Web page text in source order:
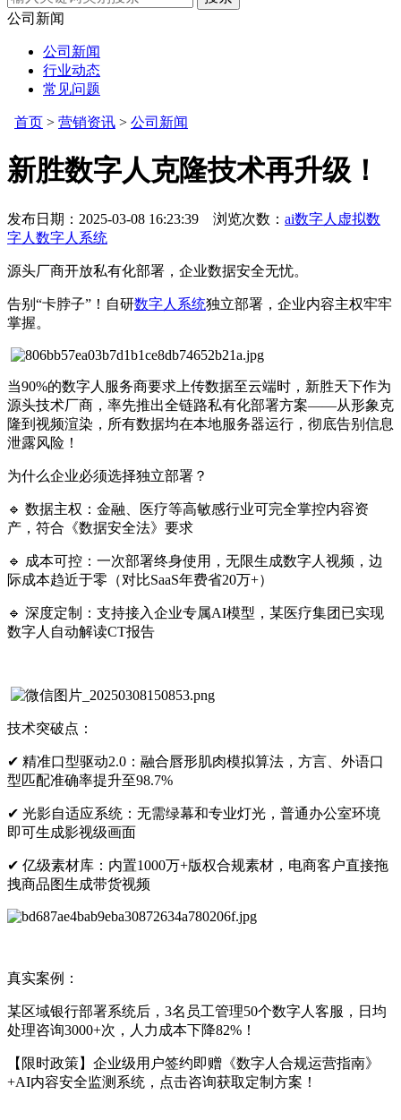
公司新闻
公司新闻
行业动态
常见问题
首页 > 营销资讯 > 公司新闻
新胜数字人克隆技术再升级！
发布日期：2025-03-08 16:23:39 浏览次数： ai数字人 虚拟数
字人 数字人系统
源头厂商开放私有化部署，企业数据安全无忧。
告别“卡脖子”！自研数字人系统独立部署，企业内容主权牢牢
掌握。
当90%的数字人服务商要求上传数据至云端时，新胜天下作为
源头技术厂商，率先推出全链路私有化部署方案——从形象克
隆到视频渲染，所有数据均在本地服务器运行，彻底告别信息
泄露风险！
为什么企业必须选择独立部署？
🔹 数据主权：金融、医疗等高敏感行业可完全掌控内容资
产，符合《数据安全法》要求
🔹 成本可控：一次部署终身使用，无限生成数字人视频，边
际成本趋近于零（对比SaaS年费省20万+）
🔹 深度定制：支持接入企业专属AI模型，某医疗集团已实现
数字人自动解读CT报告
技术突破点：
✔ 精准口型驱动2.0：融合唇形肌肉模拟算法，方言、外语口
型匹配准确率提升至98.7%
✔ 光影自适应系统：无需绿幕和专业灯光，普通办公室环境
即可生成影视级画面
✔ 亿级素材库：内置1000万+版权合规素材，电商客户直接拖
拽商品图生成带货视频
真实案例：
某区域银行部署系统后，3名员工管理50个数字人客服，日均
处理咨询3000+次，人力成本下降82%！
【限时政策】企业级用户签约即赠《数字人合规运营指南》
+AI内容安全监测系统，点击咨询获取定制方案！